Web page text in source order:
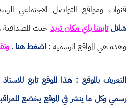
قنوات ومواقع التواصل الاجتماعي
شلالتابعنا باي مكان تريدحيث المصداقية
وهذه هي المواقع الرسمية : اضغط هنا .
التعريف بالموقع : هذا الموقع تابع
رسمي وكل ما ينشر في الموقع يخضع